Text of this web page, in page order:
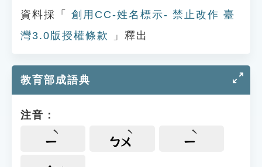
資料採「
創用CC-姓名標示- 禁止改作 臺
灣3.0版授權條款
」釋出
教育部成語典
注音：
ㄧ ㄅㄨ ㄧ